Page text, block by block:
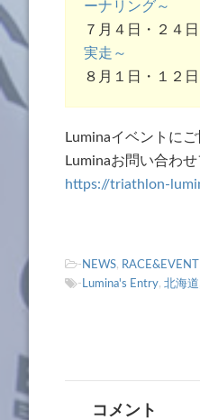
ーナリング～
７月４日・２４
実走～
８月１日・１２
Luminaイベントに
Luminaお問い合わ
https://triathlon-
- NEWS, RACE&EVENT
- Lumina's Entry, 北海道
コメント